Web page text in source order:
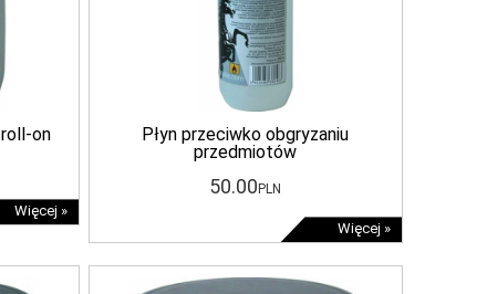
on
Więcej »
Płyn przeciwko obgryzaniu
przedmiotów
50.00PLN
Więcej »